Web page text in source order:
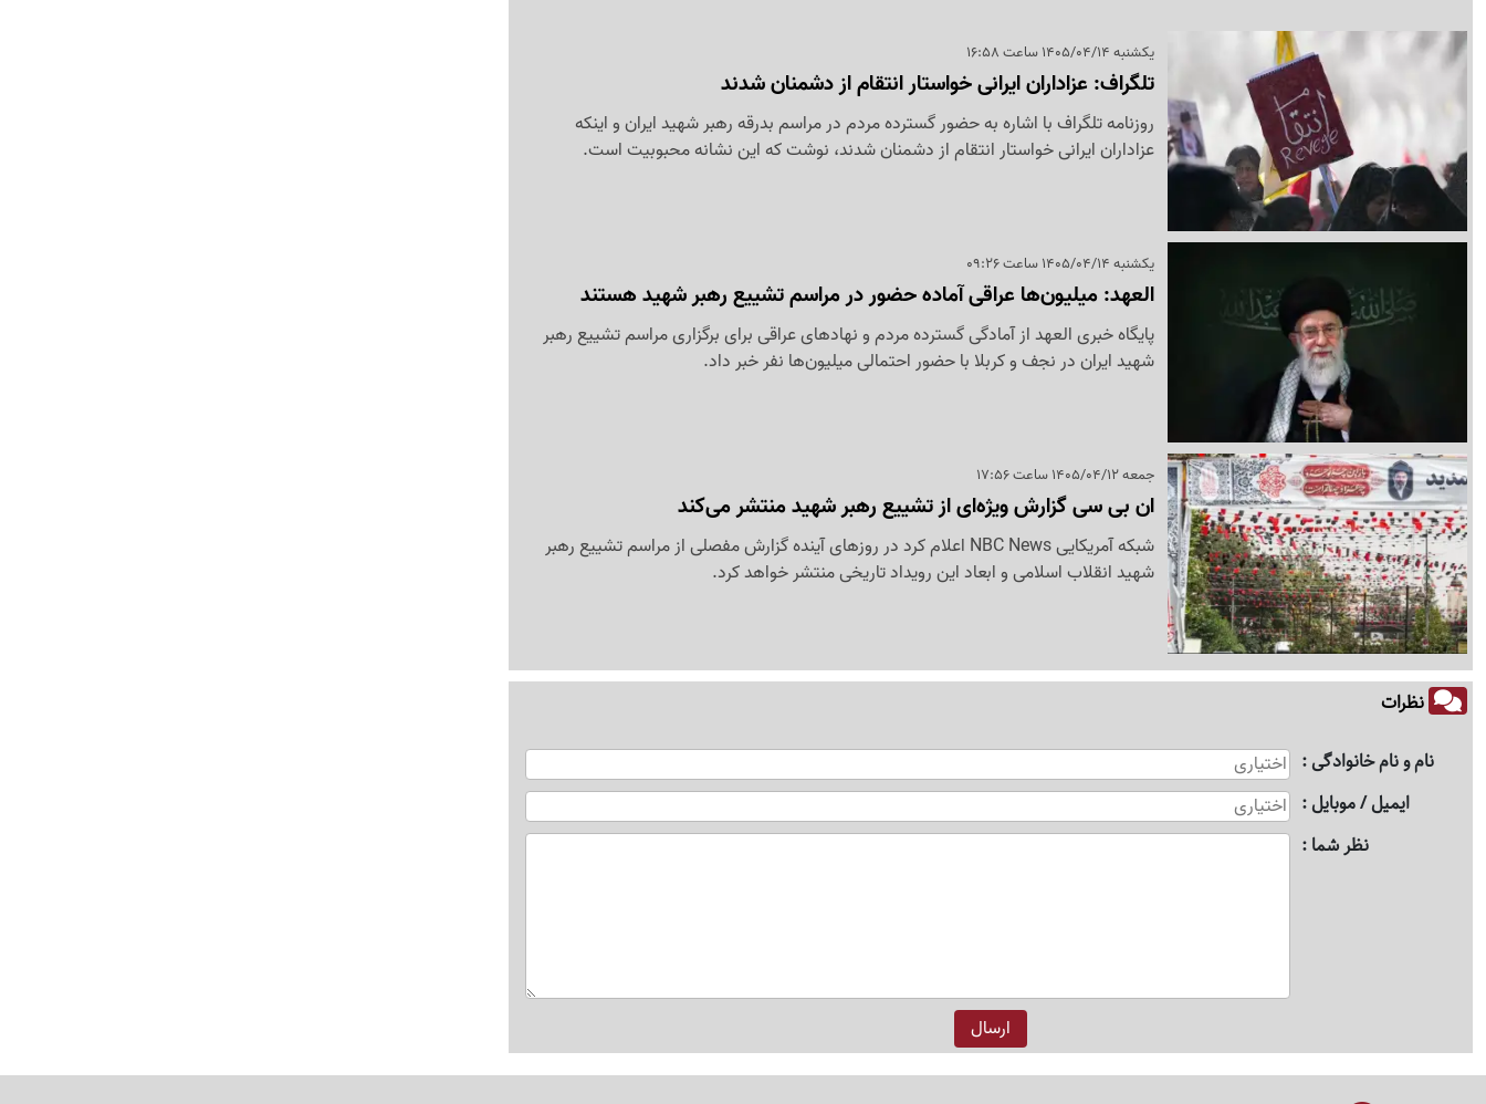
یکشنبه 1405/04/14 ساعت 16:58
تلگراف: عزاداران ایرانی خواستار انتقام از دشمنان شدند
روزنامه تلگراف با اشاره به حضور گسترده مردم در مراسم بدرقه رهبر شهید ایران و اینکه
عزاداران ایرانی خواستار انتقام از دشمنان شدند، نوشت که این نشانه محبوبیت است.
یکشنبه 1405/04/14 ساعت 09:26
العهد: میلیون‌ها عراقی آماده حضور در مراسم تشییع رهبر شهید هستند
پایگاه خبری العهد از آمادگی گسترده مردم و نهادهای عراقی برای برگزاری مراسم تشییع رهبر
شهید ایران در نجف و کربلا با حضور احتمالی میلیون‌ها نفر خبر داد.
جمعه 1405/04/12 ساعت 17:56
ان بی سی گزارش ویژه‌ای از تشییع رهبر شهید منتشر می‌کند
شبکه آمریکایی NBC News اعلام کرد در روزهای آینده گزارش مفصلی از مراسم تشییع رهبر
شهید انقلاب اسلامی و ابعاد این رویداد تاریخی منتشر خواهد کرد.
نظرات
نام و نام خانوادگی
ایمیل / موبایل
نظر شما